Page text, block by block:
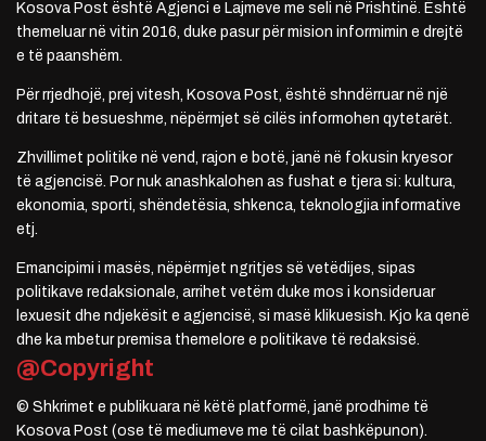
Kosova Post është Agjenci e Lajmeve me seli në Prishtinë. Është
themeluar në vitin 2016, duke pasur për mision informimin e drejtë
e të paanshëm.
Për rrjedhojë, prej vitesh, Kosova Post, është shndërruar në një
dritare të besueshme, nëpërmjet së cilës informohen qytetarët.
Zhvillimet politike në vend, rajon e botë, janë në fokusin kryesor
të agjencisë. Por nuk anashkalohen as fushat e tjera si: kultura,
ekonomia, sporti, shëndetësia, shkenca, teknologjia informative
etj.
Emancipimi i masës, nëpërmjet ngritjes së vetëdijes, sipas
politikave redaksionale, arrihet vetëm duke mos i konsideruar
lexuesit dhe ndjekësit e agjencisë, si masë klikuesish. Kjo ka qenë
dhe ka mbetur premisa themelore e politikave të redaksisë.
@Copyright
© Shkrimet e publikuara në këtë platformë, janë prodhime të
Kosova Post (ose të mediumeve me të cilat bashkëpunon).